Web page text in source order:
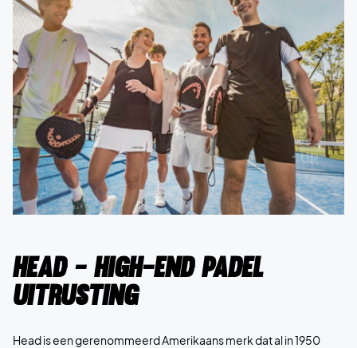
Head - High-end padel
uitrusting
Head is een gerenommeerd Amerikaans merk dat al in 1950